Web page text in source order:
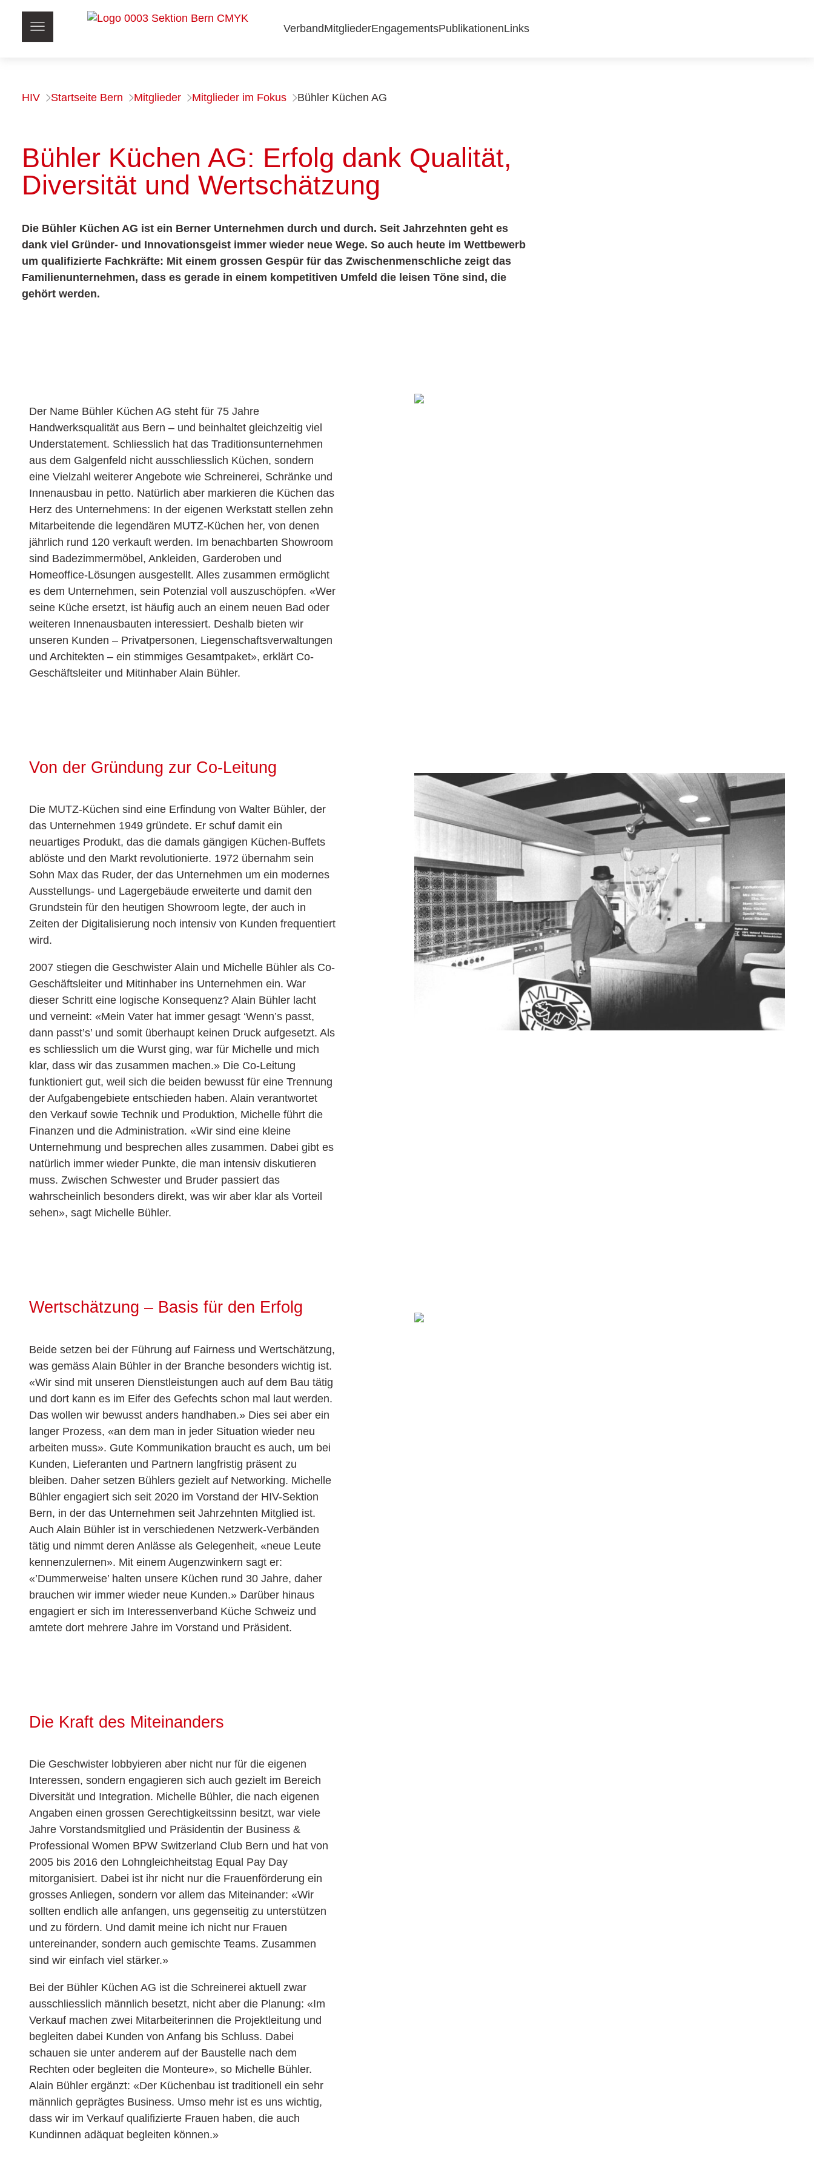
VerbandMitgliederEngagementsPublikationenLinks
HIV Startseite Bern Mitglieder Mitglieder im Fokus Bühler Küchen AG
Bühler Küchen AG: Erfolg dank Qualität,
Diversität und Wertschätzung
Die Bühler Küchen AG ist ein Berner Unternehmen durch und durch. Seit Jahrzehnten geht es
dank viel Gründer- und Innovationsgeist immer wieder neue Wege. So auch heute im Wettbewerb
um qualifizierte Fachkräfte: Mit einem grossen Gespür für das Zwischenmenschliche zeigt das
Familienunternehmen, dass es gerade in einem kompetitiven Umfeld die leisen Töne sind, die
gehört werden.
Der Name Bühler Küchen AG steht für 75 Jahre
Handwerksqualität aus Bern – und beinhaltet gleichzeitig viel
Understatement. Schliesslich hat das Traditionsunternehmen
aus dem Galgenfeld nicht ausschliesslich Küchen, sondern
eine Vielzahl weiterer Angebote wie Schreinerei, Schränke und
Innenausbau in petto. Natürlich aber markieren die Küchen das
Herz des Unternehmens: In der eigenen Werkstatt stellen zehn
Mitarbeitende die legendären MUTZ-Küchen her, von denen
jährlich rund 120 verkauft werden. Im benachbarten Showroom
sind Badezimmermöbel, Ankleiden, Garderoben und
Homeoffice-Lösungen ausgestellt. Alles zusammen ermöglicht
es dem Unternehmen, sein Potenzial voll auszuschöpfen. «Wer
seine Küche ersetzt, ist häufig auch an einem neuen Bad oder
weiteren Innenausbauten interessiert. Deshalb bieten wir
unseren Kunden – Privatpersonen, Liegenschaftsverwaltungen
und Architekten – ein stimmiges Gesamtpaket», erklärt Co-
Geschäftsleiter und Mitinhaber Alain Bühler.
Von der Gründung zur Co-Leitung
Die MUTZ-Küchen sind eine Erfindung von Walter Bühler, der
das Unternehmen 1949 gründete. Er schuf damit ein
neuartiges Produkt, das die damals gängigen Küchen-Buffets
ablöste und den Markt revolutionierte. 1972 übernahm sein
Sohn Max das Ruder, der das Unternehmen um ein modernes
Ausstellungs- und Lagergebäude erweiterte und damit den
Grundstein für den heutigen Showroom legte, der auch in
Zeiten der Digitalisierung noch intensiv von Kunden frequentiert
wird.
2007 stiegen die Geschwister Alain und Michelle Bühler als Co-
Geschäftsleiter und Mitinhaber ins Unternehmen ein. War
dieser Schritt eine logische Konsequenz? Alain Bühler lacht
und verneint: «Mein Vater hat immer gesagt ‘Wenn’s passt,
dann passt’s’ und somit überhaupt keinen Druck aufgesetzt. Als
es schliesslich um die Wurst ging, war für Michelle und mich
klar, dass wir das zusammen machen.» Die Co-Leitung
funktioniert gut, weil sich die beiden bewusst für eine Trennung
der Aufgabengebiete entschieden haben. Alain verantwortet
den Verkauf sowie Technik und Produktion, Michelle führt die
Finanzen und die Administration. «Wir sind eine kleine
Unternehmung und besprechen alles zusammen. Dabei gibt es
natürlich immer wieder Punkte, die man intensiv diskutieren
muss. Zwischen Schwester und Bruder passiert das
wahrscheinlich besonders direkt, was wir aber klar als Vorteil
sehen», sagt Michelle Bühler.
Wertschätzung – Basis für den Erfolg
Beide setzen bei der Führung auf Fairness und Wertschätzung,
was gemäss Alain Bühler in der Branche besonders wichtig ist.
«Wir sind mit unseren Dienstleistungen auch auf dem Bau tätig
und dort kann es im Eifer des Gefechts schon mal laut werden.
Das wollen wir bewusst anders handhaben.» Dies sei aber ein
langer Prozess, «an dem man in jeder Situation wieder neu
arbeiten muss». Gute Kommunikation braucht es auch, um bei
Kunden, Lieferanten und Partnern langfristig präsent zu
bleiben. Daher setzen Bühlers gezielt auf Networking. Michelle
Bühler engagiert sich seit 2020 im Vorstand der HIV-Sektion
Bern, in der das Unternehmen seit Jahrzehnten Mitglied ist.
Auch Alain Bühler ist in verschiedenen Netzwerk-Verbänden
tätig und nimmt deren Anlässe als Gelegenheit, «neue Leute
kennenzulernen». Mit einem Augenzwinkern sagt er:
«’Dummerweise’ halten unsere Küchen rund 30 Jahre, daher
brauchen wir immer wieder neue Kunden.» Darüber hinaus
engagiert er sich im Interessenverband Küche Schweiz und
amtete dort mehrere Jahre im Vorstand und Präsident.
Die Kraft des Miteinanders
Die Geschwister lobbyieren aber nicht nur für die eigenen
Interessen, sondern engagieren sich auch gezielt im Bereich
Diversität und Integration. Michelle Bühler, die nach eigenen
Angaben einen grossen Gerechtigkeitssinn besitzt, war viele
Jahre Vorstandsmitglied und Präsidentin der Business &
Professional Women BPW Switzerland Club Bern und hat von
2005 bis 2016 den Lohngleichheitstag Equal Pay Day
mitorganisiert. Dabei ist ihr nicht nur die Frauenförderung ein
grosses Anliegen, sondern vor allem das Miteinander: «Wir
sollten endlich alle anfangen, uns gegenseitig zu unterstützen
und zu fördern. Und damit meine ich nicht nur Frauen
untereinander, sondern auch gemischte Teams. Zusammen
sind wir einfach viel stärker.»
Bei der Bühler Küchen AG ist die Schreinerei aktuell zwar
ausschliesslich männlich besetzt, nicht aber die Planung: «Im
Verkauf machen zwei Mitarbeiterinnen die Projektleitung und
begleiten dabei Kunden von Anfang bis Schluss. Dabei
schauen sie unter anderem auf der Baustelle nach dem
Rechten oder begleiten die Monteure», so Michelle Bühler.
Alain Bühler ergänzt: «Der Küchenbau ist traditionell ein sehr
männlich geprägtes Business. Umso mehr ist es uns wichtig,
dass wir im Verkauf qualifizierte Frauen haben, die auch
Kundinnen adäquat begleiten können.»